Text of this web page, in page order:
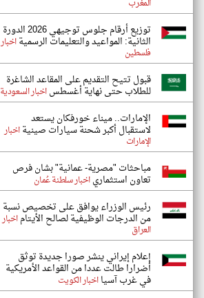
المغرب
توزيع أرقام جلوس توجيهي 2026 الدورة
الثانية: المواعيد والتعليمات الرسميةاخبار
فلسطين
قبول تتيح التقديم على المقاعد الشاغرة
للطلاب حتى نهاية أغسطساخبار السعودية
الإمارات.. ميناء خورفكان يستعد
لاستقبال أكبر شحنة سيارات صينيةاخبار
الإمارات
مباحثات "مصرية- عمانية" بشان فرص
تعاون استثمارياخبار سلطنة عُمان
رئيس الوزراء يوافق على تخصيص نسبة
من الدرجات الوظيفية لصالح الأيتاماخبار
العراق
إعلام إيراني ينشر صورا جديدة توثق
أضرارا طالت عددا من القواعد الأمريكية
في غرب آسيااخبار الكويت